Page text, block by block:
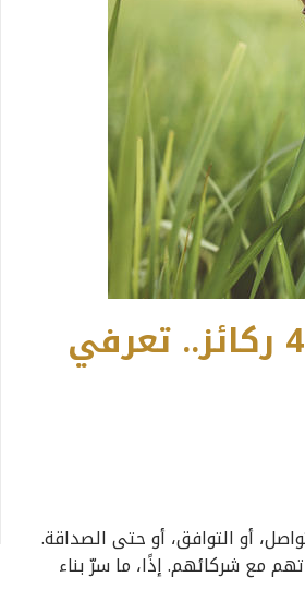
العلاقات العاطفية القوية ترتكز على 4 ركائز.. تعرفي
أو التوافق، أو حتى الصداقة.
مع شركائهم. إذًا، ما سرّ بناء